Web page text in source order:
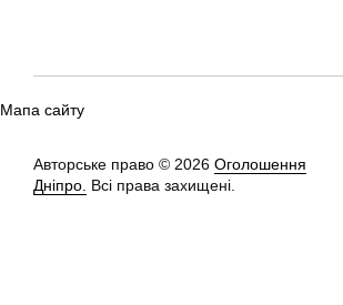
Мапа сайту
Авторське право © 2026 Оголошення
Дніпро. Всі права захищені.